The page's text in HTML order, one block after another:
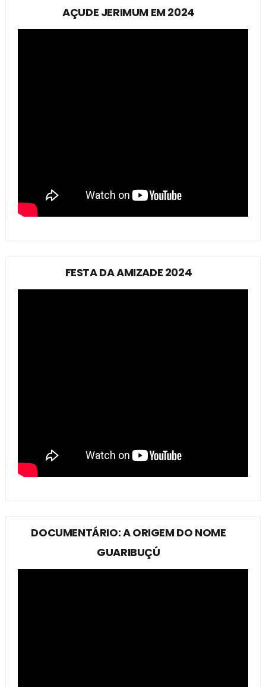
AÇUDE JERIMUM EM 2024
FESTA DA AMIZADE 2024
DOCUMENTÁRIO: A ORIGEM DO NOME
GUARIBUÇÚ